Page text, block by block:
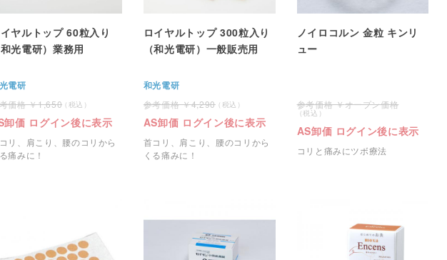
ヤルトップ 60粒入り
和光電研）業務用
電研
1,650
卸価 ログイン後に表示
リ、肩こり、腰のコリから
痛みに！
ロイヤルトップ 300粒入り
（和光電研）一般販売用
和光電研
4,290
AS卸価 ログイン後に表示
首コリ、肩こり、腰のコリから
くる痛みに！
ノイロコルン 金粒 キンリ
ュー
オープン価格
AS卸価 ログイン後に表示
コリと痛みにツボ療法